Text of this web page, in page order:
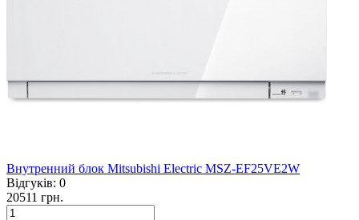
Внутренний блок Mitsubishi Electric MSZ-EF25VE2W
Відгуків: 0
20511 грн.